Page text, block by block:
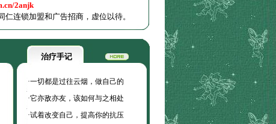
2anjk
仁连锁加盟和广告招商，虚位以待。
治疗手记
·一切都是过往云烟，做自己的
·它亦敌亦友，该如何与之相处
·试着改变自己，提高你的抗压